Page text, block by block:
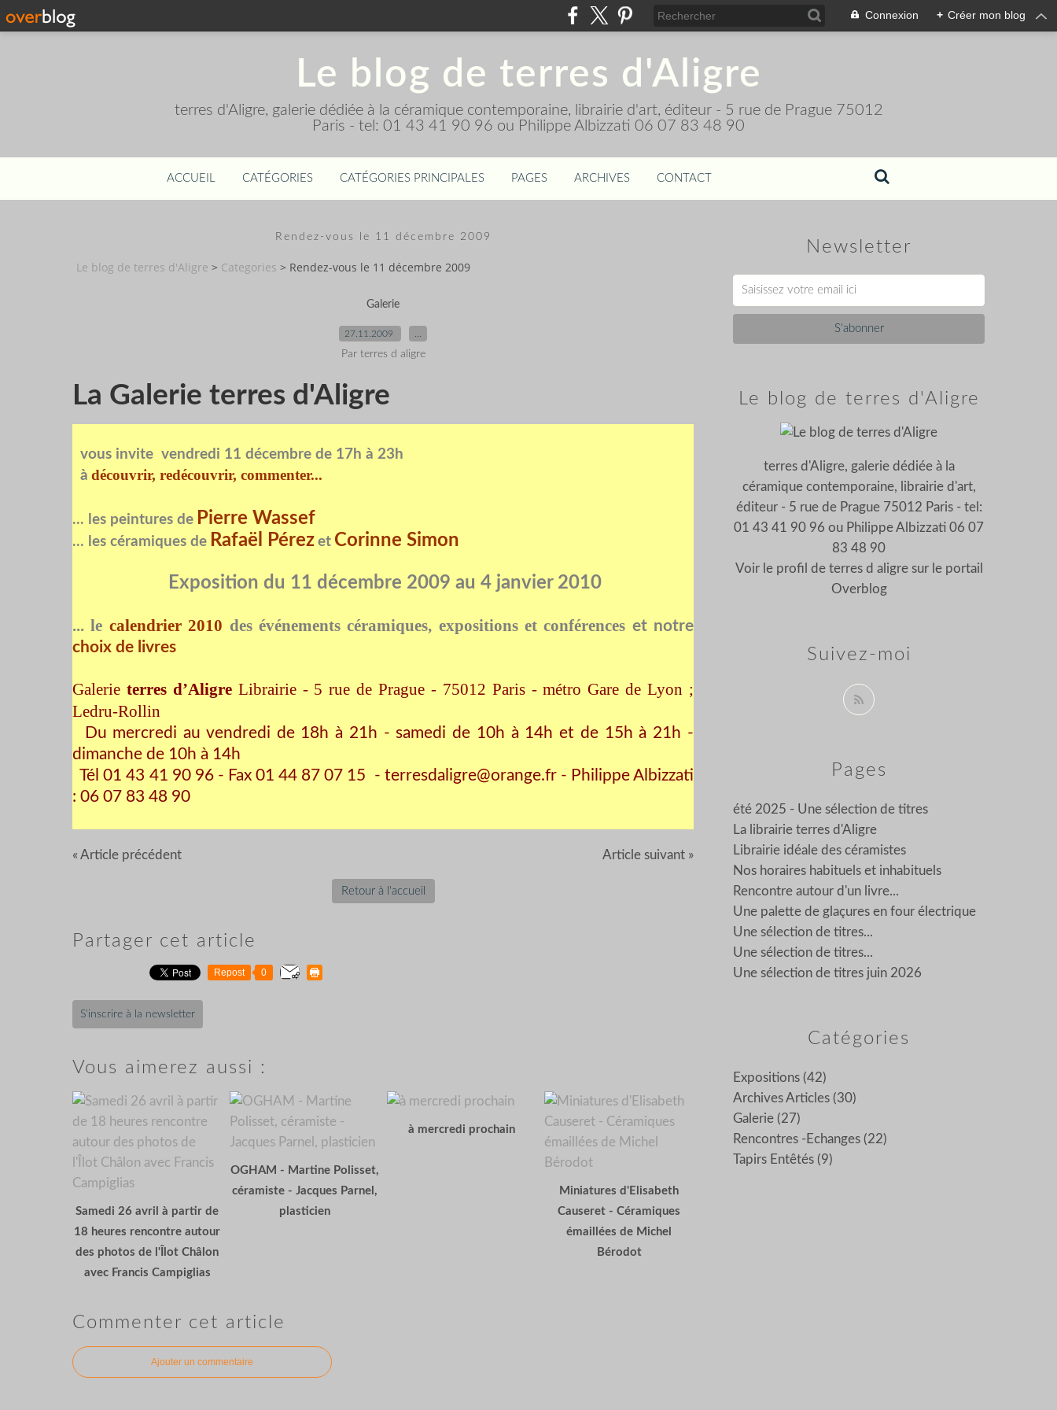
Connexion + Créer mon blog
Le blog de terres d'Aligre
terres d'Aligre, galerie dédiée à la céramique contemporaine, librairie d'art, éditeur - 5 rue de Prague 75012
Paris - tel: 01 43 41 90 96 ou Philippe Albizzati 06 07 83 48 90
ACCUEIL CATÉGORIES CATÉGORIES PRINCIPALES PAGES ARCHIVES CONTACT
Rendez-vous le 11 décembre 2009
Le blog de terres d'Aligre > Categories > Rendez-vous le 11 décembre 2009
Galerie
27.11.2009
Par terres d aligre
La Galerie terres d'Aligre
vous invite vendredi 11 décembre de 17h à 23h
à découvrir, redécouvrir, commenter...
... les peintures de Pierre Wassef
... les céramiques de Rafaël Pérez et Corinne Simon
Exposition du 11 décembre 2009 au 4 janvier 2010
... le calendrier 2010 des événements céramiques, expositions et conférences et notre
choix de livres
Galerie terres d’AligreLibrairie - 5 rue de Prague - 75012 Paris - métro Gare de Lyon ;
Ledru-Rollin
Du mercredi au vendredi de 18h à 21h - samedi de 10h à 14h et de 15h à 21h -
dimanche de 10h à 14h
Tél 01 43 41 90 96 - Fax 01 44 87 07 15
- terresdaligre@orange.fr - Philippe Albizzati
: 06 07 83 48 90
« Article précédent Article suivant »
Retour à l'accueil
Partager cet article
Repost 0
S'inscrire à la newsletter
Vous aimerez aussi :
Samedi 26 avril à partir de
18 heures rencontre autour
des photos de l'Îlot Châlon
avec Francis Campiglias
OGHAM - Martine Polisset,
céramiste - Jacques Parnel,
plasticien
à mercredi prochain
Miniatures d'Elisabeth
Causeret - Céramiques
émaillées de Michel
Bérodot
Commenter cet article
Ajouter un commentaire
Newsletter
Catégories
Expositions (42)
Archives Articles (30)
Galerie (27)
Rencontres -echanges (22)
Tapirs Entêtés (9)
Pages
été 2025 - Une sélection de titres
La librairie terres d'Aligre
Librairie idéale des céramistes
Nos horaires habituels et inhabituels
Rencontre autour d'un livre...
Une palette de glaçures en four électrique
Une sélection de titres...
Une sélection de titres...
Une sélection de titres juin 2026
Le blog de terres d'Aligre
terres d'Aligre, galerie dédiée à la
céramique contemporaine, librairie d'art,
éditeur - 5 rue de Prague 75012 Paris - tel:
01 43 41 90 96 ou Philippe Albizzati 06 07
83 48 90
Voir le profil de terres d aligresur le portail
Overblog
Suivez-moi